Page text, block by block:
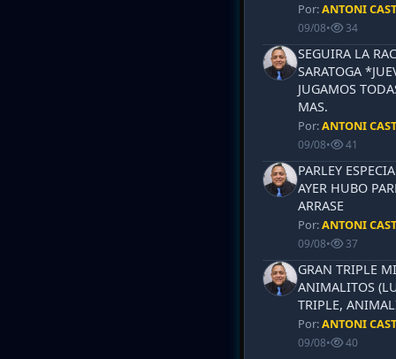
Por:ANTONI
09/08• 34
SEGUIRA LA
SARATOGA
JUGAMOS
MAS.
Por:ANTONI
09/08• 41
PARLEY
AYER HUBO
ARRASE
Por:ANTONI
09/08• 37
GRAN TRIPLE
ANIMALITOS
TRIPLE,
Por:ANTONI
09/08• 40